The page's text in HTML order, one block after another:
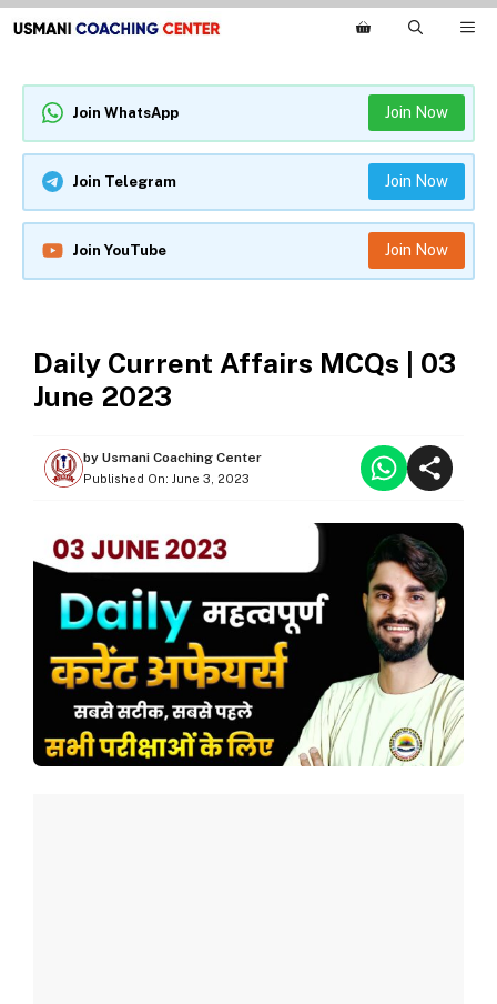
Skip
to
Join WhatsApp Join Now
Join Telegram Join Now
Join YouTube Join Now
Daily Current Affairs MCQs | 03
June 2023
by Usmani Coaching Center
Published On: June 3, 2023